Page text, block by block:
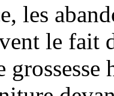
les
le fait